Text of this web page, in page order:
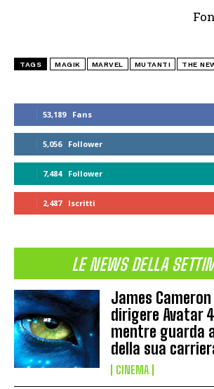
53,189 Fans
5,056 Follower
7,484 Follower
2,487 Iscritti
LE NEWS DELLA
James
dirigere Avatar
mentre guarda
della sua
CINEMA
TAGS MAGIK MARVEL MUTANTI THE